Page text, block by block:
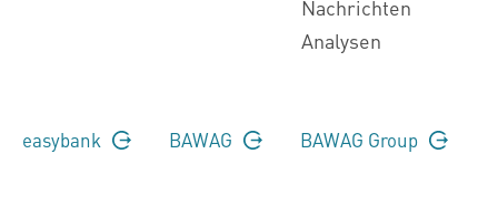
Nachrichten
Analysen
easybank BAWAG BAWAG Group